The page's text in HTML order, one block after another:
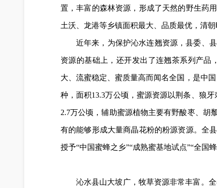
置，丰富的森林资源，形成了天然的野生药
土沃、龙港等乡镇面积最大、品质最优，清
近年来，为保护沁水连翘资源，县委、
资源的基础上，还开发出了连翘茶系列产品
大、流蜜稳定、蜜质量高而闻名全国，是中
种，面积13.3万公顷，蜜源资源以荆条、狼
2.7万公顷，辅助蜜源植物主要有野酸枣、胡
有的能够形成大量商晶花粉的粉源资源。全
授予“中国蜜蜂之乡”“成熟蜜基地试点”“全国
沁水县山大坡广，牧草资源非常丰富。